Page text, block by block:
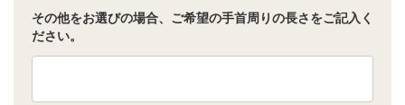
その他をお選びの場合、ご希望の手首周りの長さをご記入く
ださい。